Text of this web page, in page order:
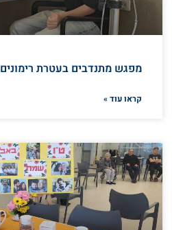
מפגש מתנדבים בעטרת רימונים
קראו עוד »